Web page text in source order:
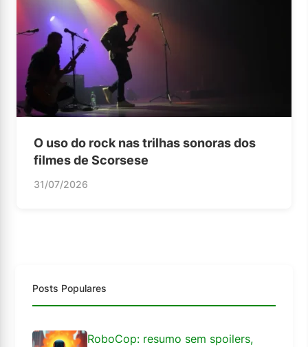
O uso do rock nas trilhas sonoras dos
filmes de Scorsese
31/07/2026
Posts Populares
RoboCop: resumo sem spoilers,